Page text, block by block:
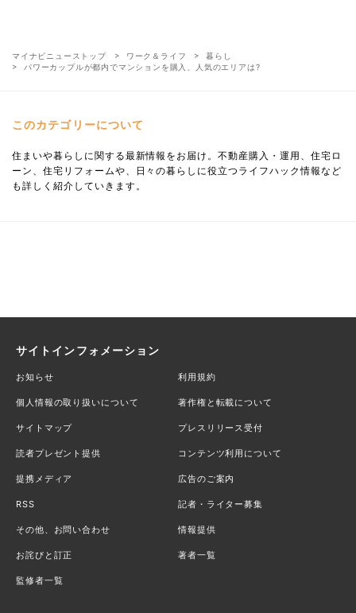
マイナビニューストップ ワーク＆ライフ
暮らし
パワーカップルが都内でマンションを購入、人気のエリアは?
このカテゴリーについて
住まいや暮らしに関する最新情報をお届け。不動産購入・運用、住宅ロ
ーン、住宅リフォームや、日々の暮らしに役立つライフハック情報など
も詳しく紹介していきます。
サイトインフォメーション
お知らせ 利用規約
個人情報の取り扱いについて 著作権と転載について
サイトマップ プレスリリース受付
読者プレゼント提供 コンテンツ利用について
提携メディア 広告のご案内
RSS 記者・ライター募集
その他、お問い合わせ 情報提供
お詫びと訂正 著者一覧
監修者一覧